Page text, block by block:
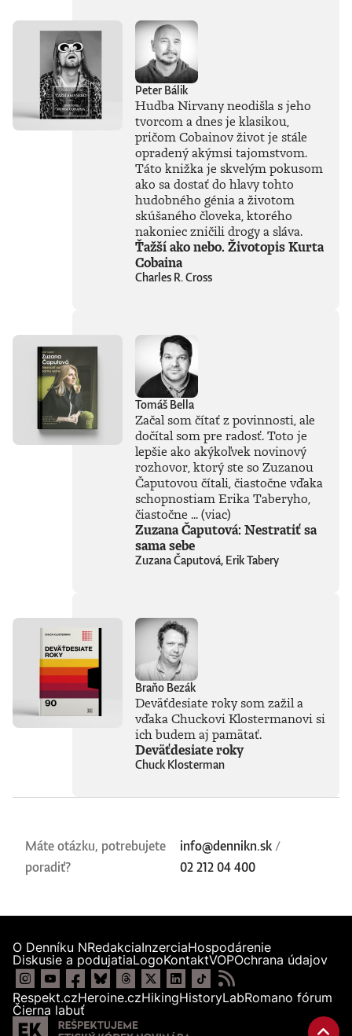
Peter Bálik
Hudba Nirvany neodišla s jeho
tvorcom a dnes je klasikou,
pričom Cobainov život je stále
opradený akýmsi tajomstvom.
Táto knižka je skvelým pokusom
ako sa dostať do hlavy tohto
hudobného génia a životom
skúšaného človeka, ktorého
nakoniec zničili drogy a sláva.
Ťažší ako nebo. Životopis Kurta
Cobaina
Charles R. Cross
Tomáš Bella
Začal som čítať z povinnosti, ale
dočítal som pre radosť. Toto je
lepšie ako akýkoľvek novinový
rozhovor, ktorý ste so Zuzanou
Čaputovou čítali, čiastočne vďaka
schopnostiam Erika Taberyho,
čiastočne ...(viac)
Zuzana Čaputová: Nestratiť sa
sama sebe
Zuzana Čaputová, Erik Tabery
Braňo Bezák
Deväťdesiate roky som zažil a
vďaka Chuckovi Klostermanovi si
ich budem aj pamätať.
Deväťdesiate roky
Chuck Klosterman
Máte otázku, potrebujete
poradiť?
info@dennikn.sk /
02 212 04 400
O Denníku NRedakciaInzerciaHospodárenie
Diskusie a podujatiaLogoKontaktVOPOchrana údajov
Respekt.czHeroine.czHikingHistoryLabRomano fórum
Čierna labuť